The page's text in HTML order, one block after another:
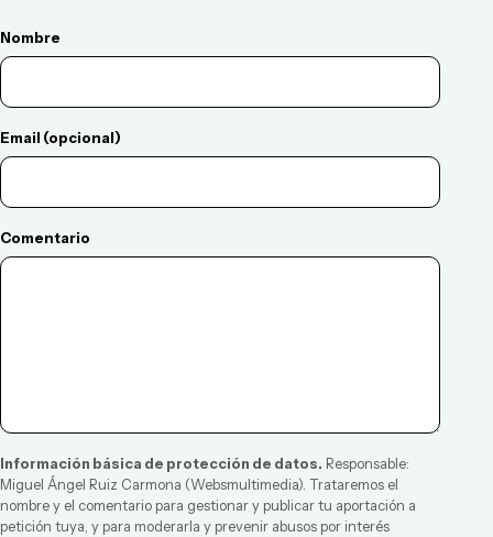
Nombre
Email (opcional)
Comentario
Información básica de protección de datos. Responsable:
Miguel Ángel Ruiz Carmona (Websmultimedia). Trataremos el
nombre y el comentario para gestionar y publicar tu aportación a
petición tuya, y para moderarla y prevenir abusos por interés